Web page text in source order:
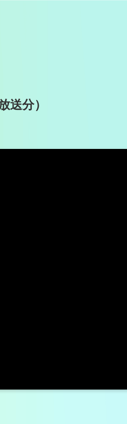
送分）